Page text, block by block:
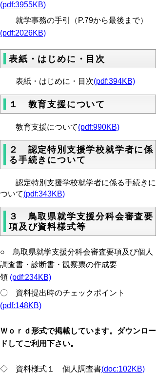
(pdf:3955KB)
就学事務の手引（P.79から最後まで）
(pdf:2026KB)
表紙・はじめに・目次
表紙・はじめに・目次(pdf:394KB)
１ 教育支援について
教育支援について(pdf:990KB)
２ 認定特別支援学校就学者に係
る手続きについて
認定特別支援学校就学者に係る手続きに
ついて(pdf:343KB)
３ 鳥取県就学支援分科会審査要
項及び資料様式等
○ 鳥取県就学支援分科会審査要項及び個人
調査書・診断書・観察票の作成要
領 (pdf:234KB)
〇 資料提出時のチェックポイント
(pdf:148KB)
Ｗｏｒｄ形式で掲載しています。ダウンロー
ドしてご利用下さい。
◇ 資料様式１ 個人調査書(doc:102KB)